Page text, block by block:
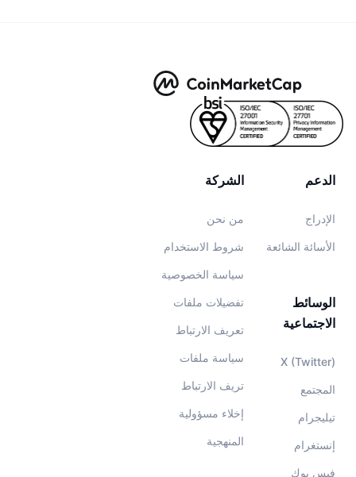
الشركة
من نحن
شروط الاستخدام
سياسة الخصوصية
تفضيلات ملفات
تعريف الارتباط
سياسة ملفات
تريف الارتباط
إخلاء مسؤولية
المنهجية
الدعم
الإدراج
الأسائة الشائعة
الوسائط
الاجتماعية
X (Twitter)
المجتمع
تيليجرام
إنستغرام
فيس بوك